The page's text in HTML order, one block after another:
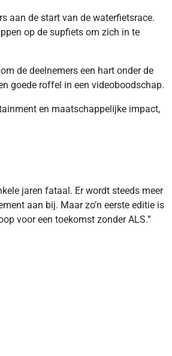
aan de start van de waterfietsrace.
op de supfiets om zich in te
de deelnemers een hart onder de
goede roffel in een videoboodschap.
en maatschappelijke impact,
jaren fataal. Er wordt steeds meer
aan bij. Maar zo’n eerste editie is
voor een toekomst zonder ALS.”